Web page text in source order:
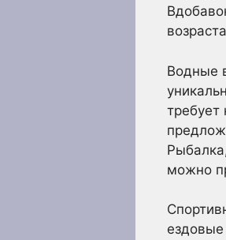
Водные
требует
можно